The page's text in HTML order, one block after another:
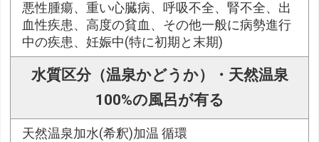
悪性腫瘍、重い心臓病、呼吸不全、腎不全、出
血性疾患、高度の貧血、その他一般に病勢進行
中の疾患、妊娠中(特に初期と末期)
水質区分（温泉かどうか）・天然温泉
100%の風呂が有る
天然温泉加水(希釈)加温 循環